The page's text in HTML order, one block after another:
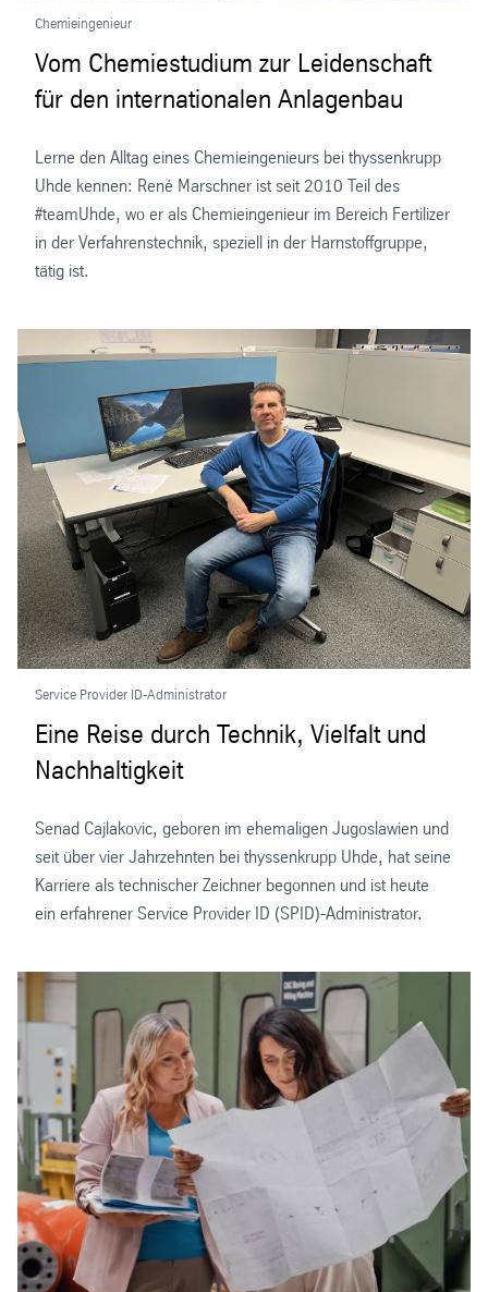
Chemieingenieur
Vom Chemiestudium zur Leidenschaft
für den internationalen Anlagenbau
Lerne den Alltag eines Chemieingenieurs bei thyssenkrupp
Uhde kennen: René Marschner ist seit 2010 Teil des
#teamUhde, wo er als Chemieingenieur im Bereich Fertilizer
in der Verfahrenstechnik, speziell in der Harnstoffgruppe,
tätig ist.
Service Provider ID-Administrator
Eine Reise durch Technik, Vielfalt und
Nachhaltigkeit
Senad Cajlakovic, geboren im ehemaligen Jugoslawien und
seit über vier Jahrzehnten bei thyssenkrupp Uhde, hat seine
Karriere als technischer Zeichner begonnen und ist heute
ein erfahrener Service Provider ID (SPID)-Administrator.